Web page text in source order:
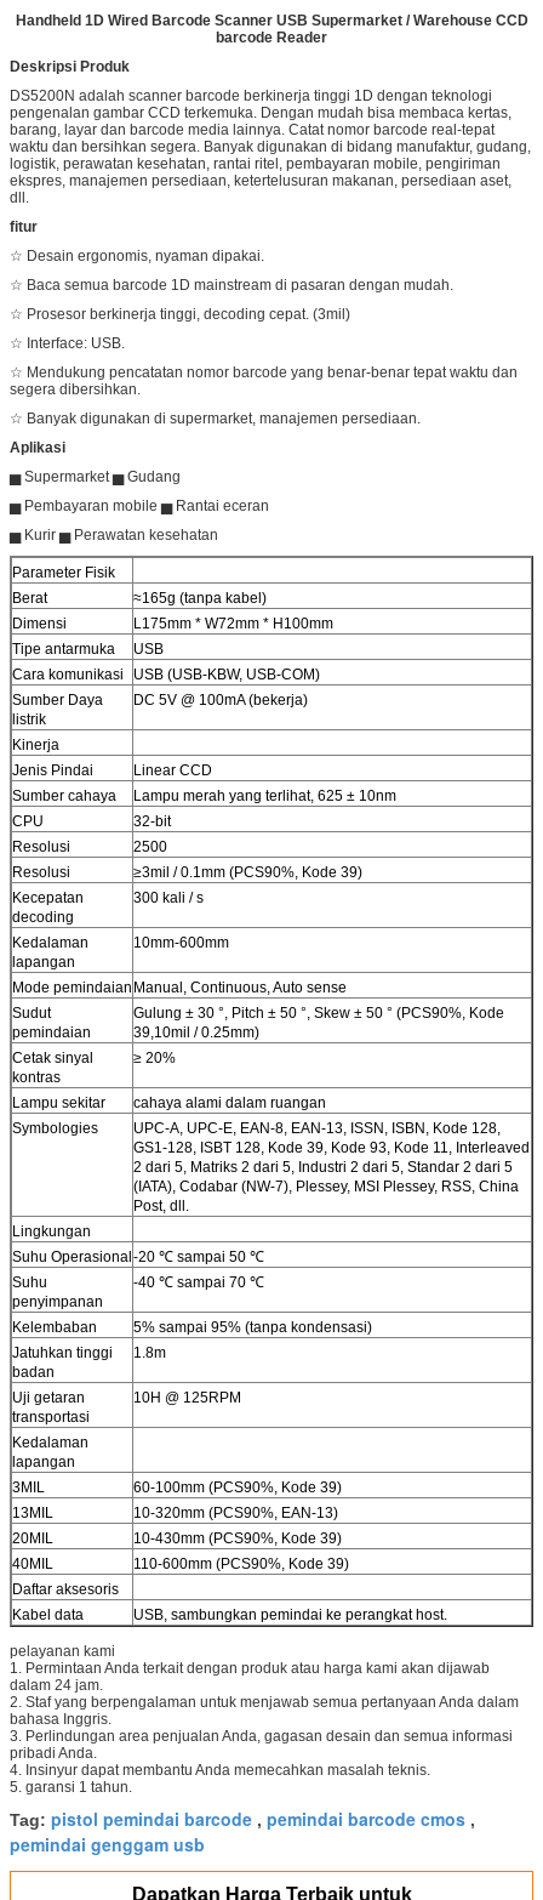
Handheld 1D Wired Barcode Scanner USB Supermarket / Warehouse CCD
barcode Reader
Deskripsi Produk
DS5200N adalah scanner barcode berkinerja tinggi 1D dengan teknologi
pengenalan gambar CCD terkemuka. Dengan mudah bisa membaca kertas,
barang, layar dan barcode media lainnya. Catat nomor barcode real-tepat
waktu dan bersihkan segera. Banyak digunakan di bidang manufaktur, gudang,
logistik, perawatan kesehatan, rantai ritel, pembayaran mobile, pengiriman
ekspres, manajemen persediaan, ketertelusuran makanan, persediaan aset,
dll.
fitur
☆ Desain ergonomis, nyaman dipakai.
☆ Baca semua barcode 1D mainstream di pasaran dengan mudah.
☆ Prosesor berkinerja tinggi, decoding cepat. (3mil)
☆ Interface: USB.
☆ Mendukung pencatatan nomor barcode yang benar-benar tepat waktu dan
segera dibersihkan.
☆ Banyak digunakan di supermarket, manajemen persediaan.
Aplikasi
▅ Supermarket ▅ Gudang
▅ Pembayaran mobile ▅ Rantai eceran
▅ Kurir ▅ Perawatan kesehatan
Parameter Fisik
Berat
≈165g (tanpa kabel)
Dimensi
L175mm * W72mm * H100mm
Tipe antarmuka
USB
Cara komunikasi
USB (USB-KBW, USB-COM)
Sumber Daya
listrik
DC 5V @ 100mA (bekerja)
Kinerja
Jenis Pindai
Linear CCD
Sumber cahaya
Lampu merah yang terlihat, 625 ± 10nm
CPU
32-bit
Resolusi
2500
Resolusi
≥3mil / 0.1mm (PCS90%, Kode 39)
Kecepatan
decoding
300 kali / s
Kedalaman
lapangan
10mm-600mm
Mode pemindaian Manual, Continuous, Auto sense
Sudut
pemindaian
Gulung ± 30 °, Pitch ± 50 °, Skew ± 50 ° (PCS90%, Kode
39,10mil / 0.25mm)
Cetak sinyal
kontras
≥ 20%
Lampu sekitar
cahaya alami dalam ruangan
Symbologies
UPC-A, UPC-E, EAN-8, EAN-13, ISSN, ISBN, Kode 128,
GS1-128, ISBT 128, Kode 39, Kode 93, Kode 11, Interleaved
2 dari 5, Matriks 2 dari 5, Industri 2 dari 5, Standar 2 dari 5
(IATA), Codabar (NW-7), Plessey, MSI Plessey, RSS, China
Post, dll.
Lingkungan
Suhu Operasional-20 ℃ sampai 50 ℃
Suhu
penyimpanan
-40 ℃ sampai 70 ℃
Kelembaban
5% sampai 95% (tanpa kondensasi)
Jatuhkan tinggi
badan
1.8m
Uji getaran
transportasi
10H @ 125RPM
Kedalaman
lapangan
3MIL
60-100mm (PCS90%, Kode 39)
13MIL
10-320mm (PCS90%, EAN-13)
20MIL
10-430mm (PCS90%, Kode 39)
40MIL
110-600mm (PCS90%, Kode 39)
Daftar aksesoris
Kabel data
USB, sambungkan pemindai ke perangkat host.
pelayanan kami
1. Permintaan Anda terkait dengan produk atau harga kami akan dijawab
dalam 24 jam.
2. Staf yang berpengalaman untuk menjawab semua pertanyaan Anda dalam
bahasa Inggris.
3. Perlindungan area penjualan Anda, gagasan desain dan semua informasi
pribadi Anda.
4. Insinyur dapat membantu Anda memecahkan masalah teknis.
5. garansi 1 tahun.
Tag: pistol pemindai barcode , pemindai barcode cmos ,
pemindai genggam usb
Dapatkan Harga Terbaik untuk